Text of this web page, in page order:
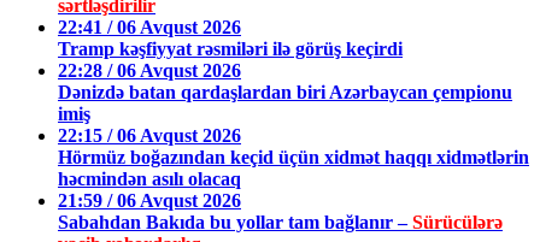
sərtləşdirilir
22:41 / 06 Avqust 2026
Tramp kəşfiyyat rəsmiləri ilə görüş keçirdi
22:28 / 06 Avqust 2026
Dənizdə batan qardaşlardan biri Azərbaycan çempionu
imiş
22:15 / 06 Avqust 2026
Hörmüz boğazından keçid üçün xidmət haqqı xidmətlərin
həcmindən asılı olacaq
21:59 / 06 Avqust 2026
Sabahdan Bakıda bu yollar tam bağlanır –Sürücülərə